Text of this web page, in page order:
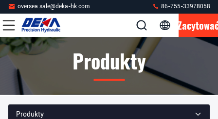
oversea.sale@deka-hk.com 86-755-33978058
Produkty
Produkty